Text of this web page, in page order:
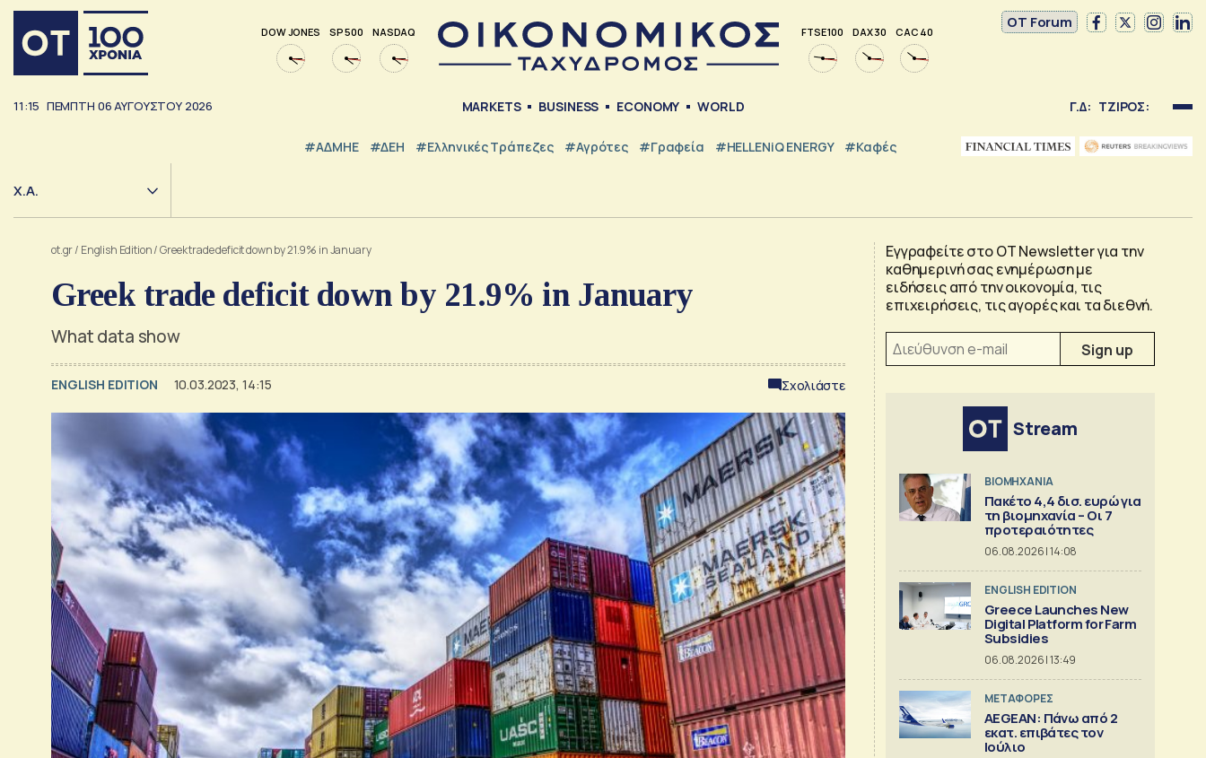
DOW JONES SP 500 NASDAQ FTSE 100 DAX 30 CAC 40
OT Forum
11:15 ΠΕΜΠΤΗ 06ΑΥΓΟΥΣΤΟΥ 2026 MARKETS BUSINESS ECONOMY WORLD Γ.Δ: ΤΖΙΡΟΣ:
#ΑΔΜΗΕ #ΔΕΗ #ελληνικές Τράπεζες #Αγρότες #Γραφεία #HELLENiQ ENERGY #καφές
Χ.Α.
ot.gr/ English Edition/Greek trade deficit down by 21.9% in January
Greek trade deficit down by 21.9% in January
What data show
ENGLISH EDITION 10.03.2023, 14:15 Σχολιάστε
Εγγραφείτε στο OT Newsletter για την
καθημερινή σας ενημέρωση με
ειδήσεις από την οικονομία, τις
επιχειρήσεις, τις αγορές και τα διεθνή.
Stream
ΒΙΟΜΗΧΑΝΙΑ
Πακέτο 4,4 δισ. ευρώ για
τη βιομηχανία – Οι 7
προτεραιότητες
06.08.2026 | 14:08
ENGLISH EDITION
Greece Launches New
Digital Platform for Farm
Subsidies
06.08.2026 | 13:49
ΜΕΤΑΦΟΡΕΣ
AEGEAN: Πάνω από 2
εκατ. επιβάτες τον
Ιούλιο